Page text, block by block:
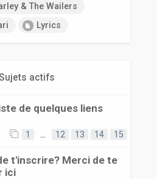
& The Wailers
Lyrics
actifs
de quelques liens
1 12 13 14 15
t'inscrire? Merci de te
ici